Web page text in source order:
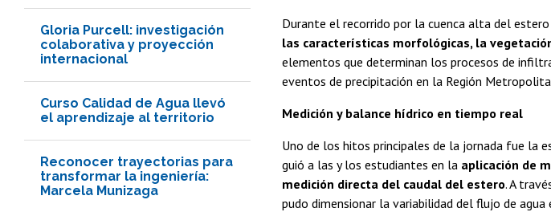
Gloria Purcell: investigación
colaborativa y proyección
internacional
Curso Calidad de Agua llevó
el aprendizaje al territorio
Reconocer trayectorias para
transformar la ingeniería:
Marcela Munizaga
Durante el recorrido por la cuenca alta del
las características morfológicas, la
elementos que determinan los procesos de
eventos de precipitación en la Región
Medición y balance hídrico en tiempo real
Uno de los hitos principales de la jornada fue la
guió a las y los estudiantes en la aplicación de
medición directa del caudal del estero. A
pudo dimensionar la variabilidad del flujo de